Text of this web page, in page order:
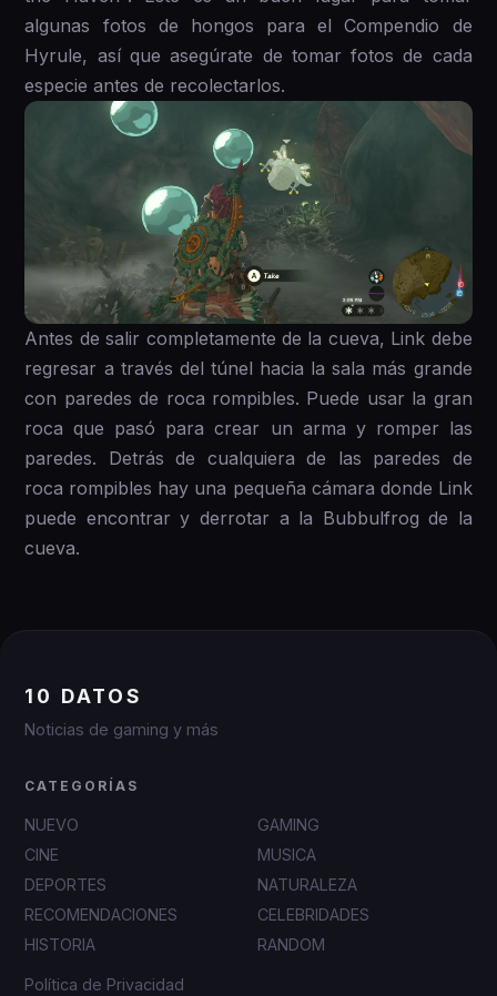
algunas fotos de hongos para el Compendio de
Hyrule, así que asegúrate de tomar fotos de cada
especie antes de recolectarlos.
Antes de salir completamente de la cueva, Link debe
regresar a través del túnel hacia la sala más grande
con paredes de roca rompibles. Puede usar la gran
roca que pasó para crear un arma y romper las
paredes. Detrás de cualquiera de las paredes de
roca rompibles hay una pequeña cámara donde Link
puede encontrar y derrotar a la Bubbulfrog de la
cueva.
10 DATOS
Noticias de gaming y más
CATEGORÍAS
NUEVO
GAMING
CINE
MUSICA
DEPORTES
NATURALEZA
RECOMENDACIONES
CELEBRIDADES
HISTORIA
RANDOM
Política de Privacidad